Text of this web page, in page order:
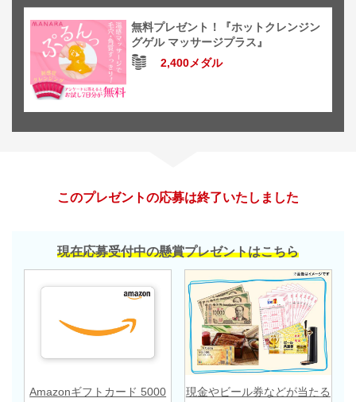
無料プレゼント！『ホットクレンジン
グゲル マッサージプラス』
2,400メダル
このプレゼントの応募は終了いたしました
現在応募受付中の懸賞プレゼントはこちら
Amazonギフトカード 5000
現金やビール券などが当たる